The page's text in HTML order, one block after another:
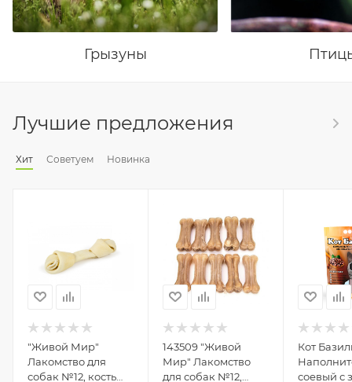
Грызуны
Лучшие предложения
Хит Советуем Новинка
"Живой Мир"
Лакомство для
собак №12, кость
143509 "Живой
Мир" Лакомство
для собак №12,
Кот
соевый с